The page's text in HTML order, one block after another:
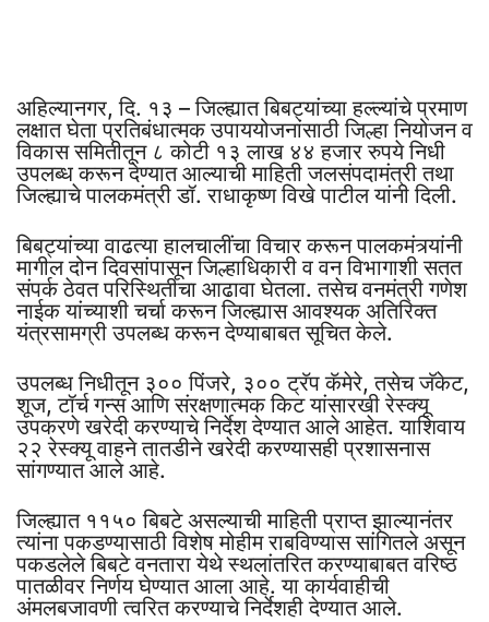
अहिल्यानगर, दि. १३ – जिल्ह्यात बिबट्यांच्या हल्ल्यांचे प्रमाण
लक्षात घेता प्रतिबंधात्मक उपाययोजनांसाठी जिल्हा नियोजन व
विकास समितीतून ८ कोटी १३ लाख ४४ हजार रुपये निधी
उपलब्ध करून देण्यात आल्याची माहिती जलसंपदामंत्री तथा
जिल्ह्याचे पालकमंत्री डॉ. राधाकृष्ण विखे पाटील यांनी दिली.
बिबट्यांच्या वाढत्या हालचालींचा विचार करून पालकमंत्र्यांनी
मागील दोन दिवसांपासून जिल्हाधिकारी व वन विभागाशी सतत
संपर्क ठेवत परिस्थितीचा आढावा घेतला. तसेच वनमंत्री गणेश
नाईक यांच्याशी चर्चा करून जिल्ह्यास आवश्यक अतिरिक्त
यंत्रसामग्री उपलब्ध करून देण्याबाबत सूचित केले.
उपलब्ध निधीतून ३०० पिंजरे, ३०० ट्रॅप कॅमेरे, तसेच जॅकेट,
शूज, टॉर्च गन्स आणि संरक्षणात्मक किट यांसारखी रेस्क्यू
उपकरणे खरेदी करण्याचे निर्देश देण्यात आले आहेत. याशिवाय
२२ रेस्क्यू वाहने तातडीने खरेदी करण्यासही प्रशासनास
सांगण्यात आले आहे.
जिल्ह्यात ११५० बिबटे असल्याची माहिती प्राप्त झाल्यानंतर
त्यांना पकडण्यासाठी विशेष मोहीम राबविण्यास सांगितले असून
पकडलेले बिबटे वनतारा येथे स्थलांतरित करण्याबाबत वरिष्ठ
पातळीवर निर्णय घेण्यात आला आहे. या कार्यवाहीची
अंमलबजावणी त्वरित करण्याचे निर्देशही देण्यात आले.